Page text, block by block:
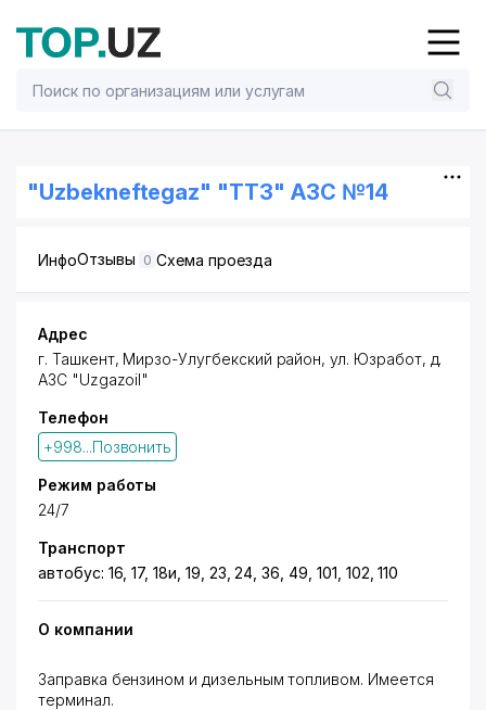
"Uzbekneftegaz" "ТТЗ" АЗС №14
ИнфоОтзывы 0 Схема проезда
Адрес
г. Ташкент, Мирзо-Улугбекский район,ул. Юзработ, д.
АЗС "Uzgazoil"
Телефон
+998...Позвонить
Режим работы
24/7
Транспорт
автобус: 16, 17, 18и, 19, 23, 24, 36, 49, 101, 102, 110
О компании
Заправка бензином и дизельным топливом. Имеется
терминал.